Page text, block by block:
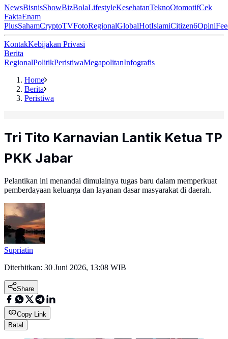
NewsBisnisShowBizBolaLifestyleKesehatanTeknoOtomotifCek
FaktaEnam
PlusSahamCryptoTVFotoRegionalGlobalHotIslamiCitizen6Opini
KontakKebijakan Privasi
Berita
RegionalPolitikPeristiwaMegapolitanInfografis
Home
Berita
Peristiwa
Tri Tito Karnavian Lantik Ketua TP
PKK Jabar
Pelantikan ini menandai dimulainya tugas baru dalam memperkuat
pemberdayaan keluarga dan layanan dasar masyarakat di daerah.
Supriatin
Diterbitkan: 30 Juni 2026, 13:08 WIB
Share
Copy Link
Batal